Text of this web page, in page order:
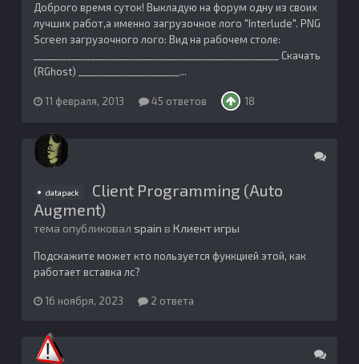
Доброго время суток! Выкладую на форум одну из своих
лучших работ,а именно загрузочное лого "Interlude". PNG
Screen загрузочного лого: Вид на рабочем столе:
___________________________________________________ Скачать
(RGhost) _____________________...
11 февраля, 2013 45 ответов 18
datapack
Client Programming (Auto
Augment)
тема опубликовал spain в Клиент игры
Подскажите может кто пользуется функцией этой, как
работает вставка лс?
16 ноября, 2023 2 ответа